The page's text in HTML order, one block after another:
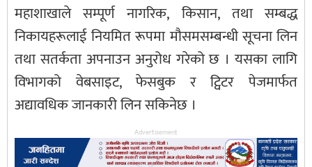
महाशाखाले सम्पूर्ण नागरिक, किसान, तथा सम्बद्ध
निकायहरूलाई नियमित रूपमा मौसमसम्बन्धी सूचना लिन
तथा सतर्कता अपनाउन अनुरोध गरेको छ । यसका लागि
विभागको वेबसाइट, फेसबुक र ट्विटर पेजमार्फत
अद्यावधिक जानकारी लिन सकिनेछ ।
Advertisement